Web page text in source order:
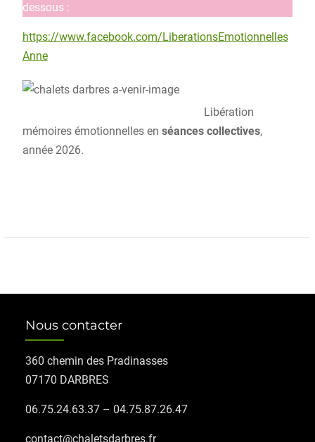
dessous :
https://www.facebook.com/LiberationsEmotionnelles
Anne
Libération
mémoires émotionnelles en séances collectives,
année 2026.
Nous contacter
360 chemin des Pradinasses
07170 DARBRES
06.75.24.63.37 – 04.75.87.26.47
contact@chaletsdarbres.fr